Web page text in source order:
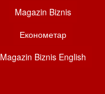
Magazin Biznis
Економетар
Magazin Biznis English